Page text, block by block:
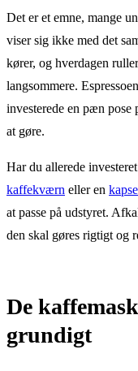
Det er et emne, mange
viser sig ikke med det
kører, og hverdagen
langsommere.
investerede en pæn pose
at gøre.
Har du allerede
kaffekværn eller en
at passe på udstyret.
den skal gøres rigtigt og
De
grundigt